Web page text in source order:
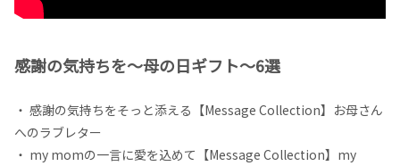
感謝の気持ちを〜母の日ギフト〜6選
・ 感謝の気持ちをそっと添える【Message Collection】お母さん
へのラブレター
・ my momの一言に愛を込めて【Message Collection】my